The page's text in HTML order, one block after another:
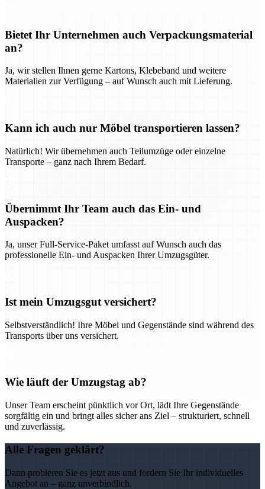
Bietet Ihr Unternehmen auch Verpackungsmaterial
an?
Ja, wir stellen Ihnen gerne Kartons, Klebeband und weitere
Materialien zur Verfügung – auf Wunsch auch mit Lieferung.
Kann ich auch nur Möbel transportieren lassen?
Natürlich! Wir übernehmen auch Teilumzüge oder einzelne
Transporte – ganz nach Ihrem Bedarf.
Übernimmt Ihr Team auch das Ein- und
Auspacken?
Ja, unser Full-Service-Paket umfasst auf Wunsch auch das
professionelle Ein- und Auspacken Ihrer Umzugsgüter.
Ist mein Umzugsgut versichert?
Selbstverständlich! Ihre Möbel und Gegenstände sind während des
Transports über uns versichert.
Wie läuft der Umzugstag ab?
Unser Team erscheint pünktlich vor Ort, lädt Ihre Gegenstände
sorgfältig ein und bringt alles sicher ans Ziel – strukturiert, schnell
und zuverlässig.
Alle Fragen geklärt?
Dann probieren Sie es jetzt aus und fordern Sie Ihr individuelles
Angebot an – ganz unverbindlich.